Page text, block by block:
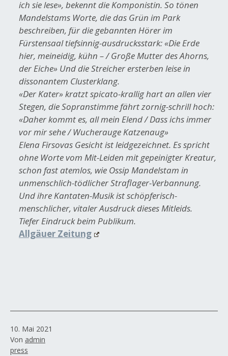
ich sie lese», bekennt die Komponistin. So tönen
Mandelstams Worte, die das Grün im Park
beschreiben, für die gebannten Hörer im
Fürstensaal tiefsinnig-ausdrucksstark: «Die Erde
hier, meineidig, kühn – / Große Mutter des Ahorns,
der Eiche» Und die Streicher ersterben leise in
dissonantem Clusterklang.
«Der Kater» kratzt spicato-krallig hart an allen vier
Stegen, die Sopranstimme fährt zornig-schrill hoch:
«Daher kommt es, all mein Elend / Dass ichs immer
vor mir sehe / Wucherauge Katzenaug»
Elena Firsovas Gesicht ist leidgezeichnet. Es spricht
ohne Worte vom Mit-Leiden mit gepeinigter Kreatur,
schon fast atemlos, wie Ossip Mandelstam in
unmenschlich-tödlicher Straflager-Verbannung.
Und ihre Kantaten-Musik ist schöpferisch-
menschlicher, vitaler Ausdruck dieses Mitleids.
Tiefer Eindruck beim Publikum.
Allgäuer Zeitung
Veröffentlicht
am
10. Mai 2021
Von admin
Kategorisiert
press